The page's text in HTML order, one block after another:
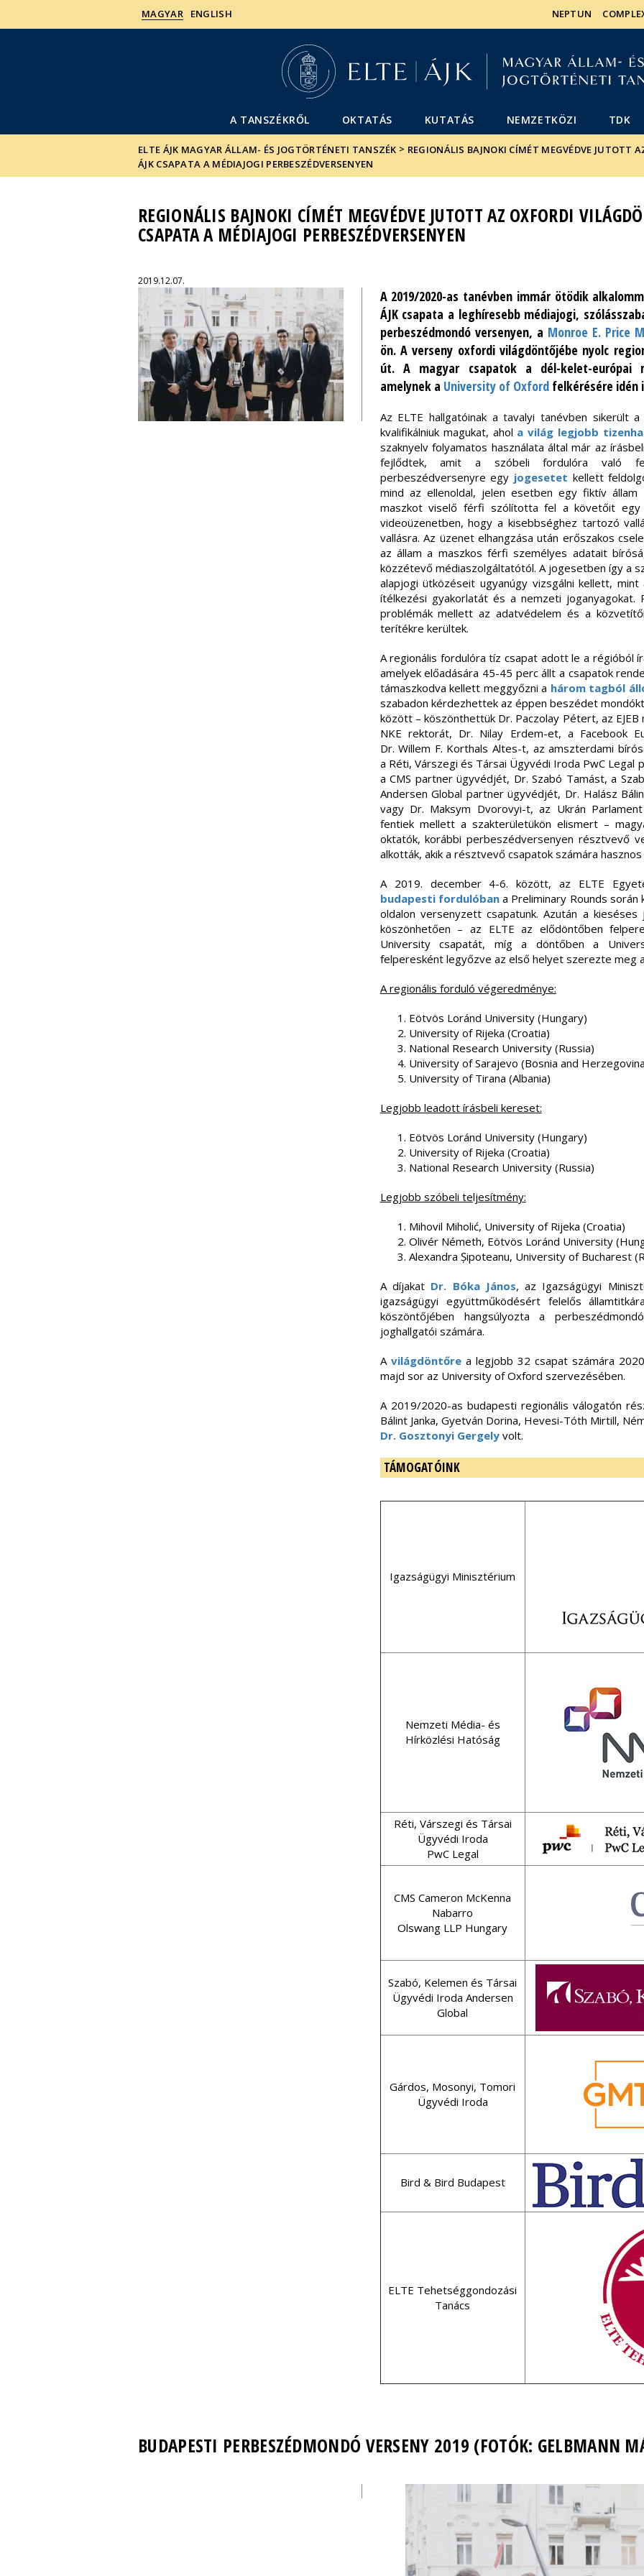
MAGYAR ENGLISH NEPTUN
A TANSZÉKRŐL OKTATÁS KUTATÁS NEMZETKÖZI TDK
ELTE ÁJK MAGYAR ÁLLAM- ÉS JOGTÖRTÉNETI TANSZÉK > REGIONÁLIS BAJNOKI CÍMÉT MEGVÉDVE JUTOTT
ÁJK CSAPATA A MÉDIAJOGI PERBESZÉDVERSENYEN
REGIONÁLIS BAJNOKI CÍMÉT MEGVÉDVE JUTOTT AZ OXFORDI
CSAPATA A MÉDIAJOGI PERBESZÉDVERSENYEN
2019.12.07.
A 2019/2020-as tanévben immár ötödik
ÁJK csapata a leghíresebb médiajogi,
perbeszédmondó versenyen, a Monroe E. Price
ön. A verseny oxfordi világdöntőjébe nyolc
út. A magyar csapatok a dél-kelet-európai
amelynek a University of Oxfordfelkérésére idén
Az ELTE hallgatóinak a tavalyi tanévben sikerült
kvalifikálniuk magukat, ahol a világ legjobb
szaknyelv folyamatos használata által már az
fejlődtek, amit a szóbeli fordulóra való
perbeszédversenyre egy jogesetet kellett
mind az ellenoldal, jelen esetben egy fiktív állam
maszkot viselő férfi szólította fel a követőit egy
videoüzenetben, hogy a kisebbséghez tartozó
vallásra. Az üzenet elhangzása után erőszakos
az állam a maszkos férfi személyes adatait
közzétevő médiaszolgáltatótól. A jogesetben így a
alapjogi ütközéseit ugyanúgy vizsgálni kellett,
ítélkezési gyakorlatát és a nemzeti joganyagokat.
problémák mellett az adatvédelem és a
terítékre kerültek.
A regionális fordulóra tíz csapat adott le a régióból
amelyek előadására 45-45 perc állt a csapatok
támaszkodva kellett meggyőzni a három tagból
szabadon kérdezhettek az éppen beszédet
között – köszönthettük Dr. Paczolay Pétert, az
NKE rektorát, Dr. Nilay Erdem-et, a Facebook
Dr. Willem F. Korthals Altes-t, az amszterdami
a Réti, Várszegi és Társai Ügyvédi Iroda PwC
a CMS partner ügyvédjét, Dr. Szabó Tamást, a
Andersen Global partner ügyvédjét, Dr. Halász
vagy Dr. Maksym Dvorovyi-t, az Ukrán
fentiek mellett a szakterületükön elismert –
oktatók, korábbi perbeszédversenyen résztvevő
alkották, akik a résztvevő csapatok számára
A 2019. december 4-6. között, az ELTE
budapesti fordulóbana Preliminary Rounds
oldalon versenyzett csapatunk. Azután a
köszönhetően – az ELTE az elődöntőben
University csapatát, míg a döntőben a
felperesként legyőzve az első helyet szerezte meg
A regionális forduló végeredménye:
Eötvös Loránd University (Hungary)
University of Rijeka (Croatia)
National Research University (Russia)
University of Sarajevo (Bosnia and
University of Tirana (Albania)
Legjobb leadott írásbeli kereset:
Eötvös Loránd University (Hungary)
University of Rijeka (Croatia)
National Research University (Russia)
Legjobb szóbeli teljesítmény:
Mihovil Miholić, University of Rijeka (Croatia)
Olivér Németh, Eötvös Loránd University
Alexandra Șipoteanu, University of Bucharest
A díjakat Dr. Bóka János, az Igazságügyi
igazságügyi együttműködésért felelős
köszöntőjében hangsúlyozta a
joghallgatói számára.
A világdöntőre a legjobb 32 csapat számára
majd sor az University of Oxford szervezésében.
A 2019/2020-as budapesti regionális válogatón
Bálint Janka, Gyetván Dorina, Hevesi-Tóth Mirtill,
Dr. Gosztonyi Gergelyvolt.
TÁMOGATÓINK
Igazságügyi Minisztérium
Nemzeti Média- és
Hírközlési Hatóság
Réti, Várszegi és Társai
Ügyvédi Iroda
PwC Legal
CMS Cameron McKenna
Nabarro
Olswang LLP Hungary
Szabó, Kelemen és Társai
Ügyvédi Iroda Andersen
Global
Gárdos, Mosonyi, Tomori
Ügyvédi Iroda
Bird & Bird Budapest
ELTE Tehetséggondozási
Tanács
BUDAPESTI PERBESZÉDMONDÓ VERSENY 2019 (FOTÓK: GELBMANN